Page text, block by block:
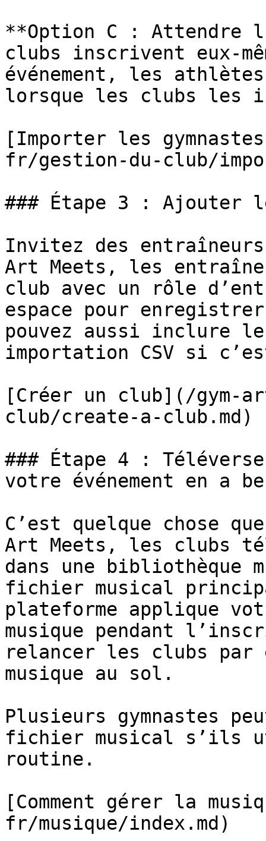
**Option C :
clubs inscrivent eux-
événement, les
lorsque les clubs les
[Importer les
fr/gestion-du-club/
### Étape 3 : Ajouter
Invitez des entraîneurs
Art Meets, les
club avec un rôle
espace pour
pouvez aussi inclure
importation CSV si
[Créer un club](/gym-
club/create-a-club.md)
### Étape 4 :
votre événement en a
C’est quelque chose que
Art Meets, les clubs
dans une bibliothèque
fichier musical
plateforme applique
musique pendant
relancer les clubs
musique au sol.
Plusieurs gymnastes
fichier musical s’ils
routine.
[Comment gérer la
fr/musique/index.md)